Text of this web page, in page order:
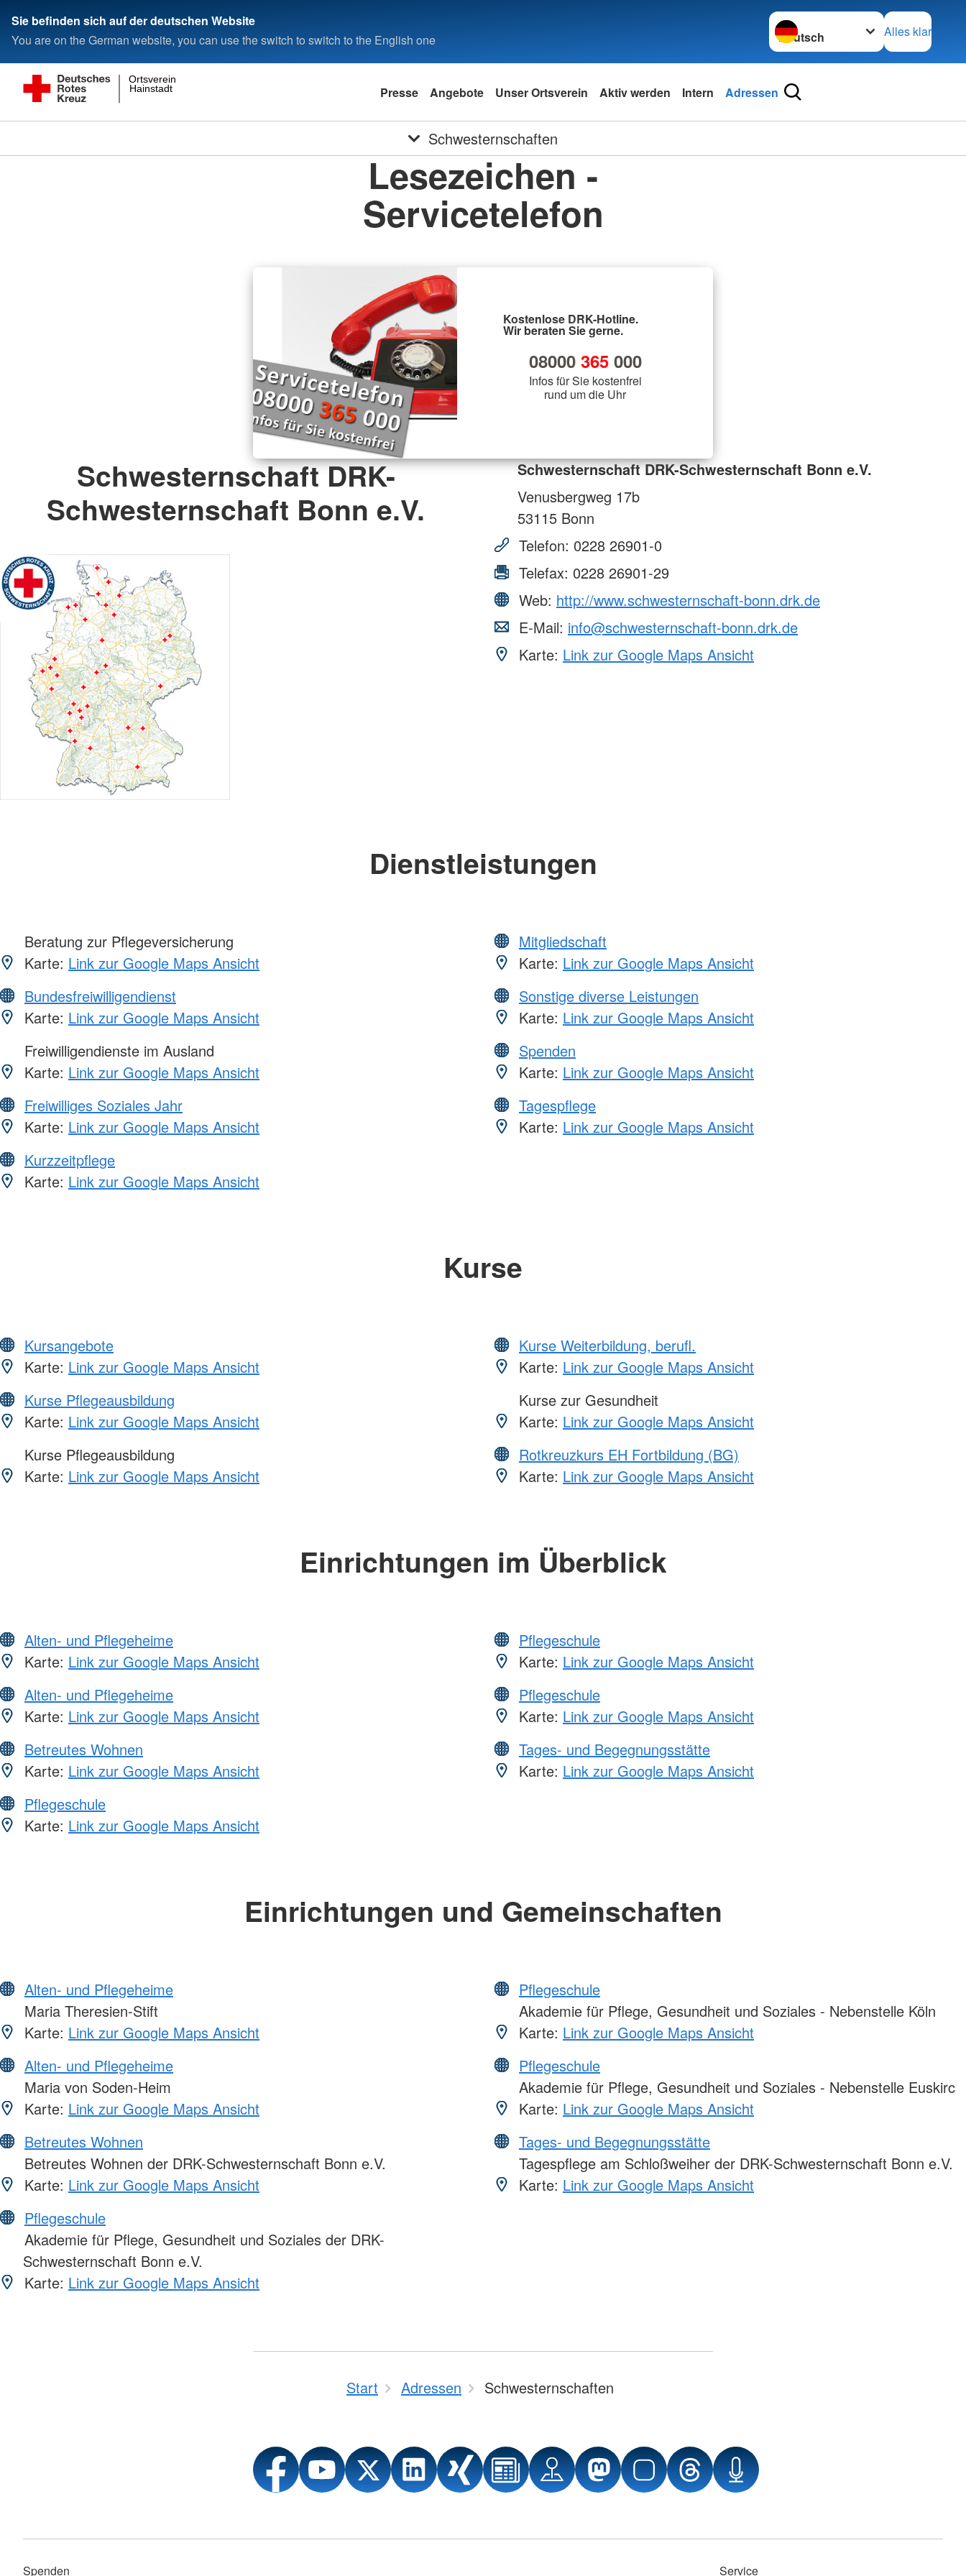
Sie befinden sich auf der deutschen Website
You are on the German website, you can use the switch to switch to the English one
Sprache wechseln zu
Alles klar
Hainstadt
Ortsverein
Presse Angebote Unser Ortsverein Aktiv werden Intern Adressen
Schwesternschaften
Lesezeichen -
Servicetelefon
Kostenlose DRK-Hotline.
Wir beraten Sie gerne.
08000 365000
Infos für Sie kostenfrei
rund um die Uhr
Schwesternschaft DRK-
Schwesternschaft Bonn e.V.
Schwesternschaft DRK-Schwesternschaft Bonn e.V.
Venusbergweg 17b
53115 Bonn
Telefon: 0228 26901-0
Telefax: 0228 26901-29
Web: http://www.schwesternschaft-bonn.drk.de
E-Mail: info@schwesternschaft-bonn.drk.de
Karte: Link zur Google Maps Ansicht
Dienstleistungen
Beratung zur Pflegeversicherung
Karte: Link zur Google Maps Ansicht
Bundesfreiwilligendienst
Karte: Link zur Google Maps Ansicht
Freiwilligendienste im Ausland
Karte: Link zur Google Maps Ansicht
Freiwilliges Soziales Jahr
Karte: Link zur Google Maps Ansicht
Kurzzeitpflege
Karte: Link zur Google Maps Ansicht
Mitgliedschaft
Karte: Link zur Google Maps Ansicht
Sonstige diverse Leistungen
Karte: Link zur Google Maps Ansicht
Spenden
Karte: Link zur Google Maps Ansicht
Tagespflege
Karte: Link zur Google Maps Ansicht
Kurse
Kursangebote
Karte: Link zur Google Maps Ansicht
Kurse Pflegeausbildung
Karte: Link zur Google Maps Ansicht
Kurse Pflegeausbildung
Karte: Link zur Google Maps Ansicht
Kurse Weiterbildung, berufl.
Karte: Link zur Google Maps Ansicht
Kurse zur Gesundheit
Karte: Link zur Google Maps Ansicht
Rotkreuzkurs EH Fortbildung (BG)
Karte: Link zur Google Maps Ansicht
Einrichtungen im Überblick
Alten- und Pflegeheime
Karte: Link zur Google Maps Ansicht
Alten- und Pflegeheime
Karte: Link zur Google Maps Ansicht
Betreutes Wohnen
Karte: Link zur Google Maps Ansicht
Pflegeschule
Karte: Link zur Google Maps Ansicht
Pflegeschule
Karte: Link zur Google Maps Ansicht
Pflegeschule
Karte: Link zur Google Maps Ansicht
Tages- und Begegnungsstätte
Karte: Link zur Google Maps Ansicht
Einrichtungen und Gemeinschaften
Alten- und Pflegeheime
Maria Theresien-Stift
Karte: Link zur Google Maps Ansicht
Alten- und Pflegeheime
Maria von Soden-Heim
Karte: Link zur Google Maps Ansicht
Betreutes Wohnen
Betreutes Wohnen der DRK-Schwesternschaft Bonn e.V.
Karte: Link zur Google Maps Ansicht
Pflegeschule
Akademie für Pflege, Gesundheit und Soziales der DRK-
Schwesternschaft Bonn e.V.
Karte: Link zur Google Maps Ansicht
Pflegeschule
Akademie für Pflege, Gesundheit und Soziales - Nebenstelle Köln
Karte: Link zur Google Maps Ansicht
Pflegeschule
Akademie für Pflege, Gesundheit und Soziales - Nebenstelle Euskirc
Karte: Link zur Google Maps Ansicht
Tages- und Begegnungsstätte
Tagespflege am Schloßweiher der DRK-Schwesternschaft Bonn e.V.
Karte: Link zur Google Maps Ansicht
Start Adressen Schwesternschaften
Spenden Service